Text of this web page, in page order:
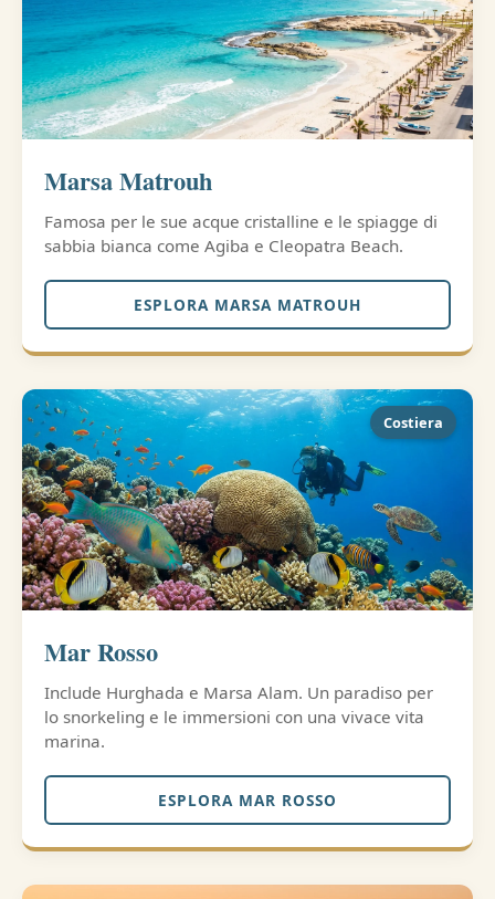
Marsa Matrouh
Famosa per le sue acque cristalline e le spiagge di
sabbia bianca come Agiba e Cleopatra Beach.
ESPLORA MARSA MATROUH
Costiera
Mar Rosso
Include Hurghada e Marsa Alam. Un paradiso per
lo snorkeling e le immersioni con una vivace vita
marina.
ESPLORA MAR ROSSO